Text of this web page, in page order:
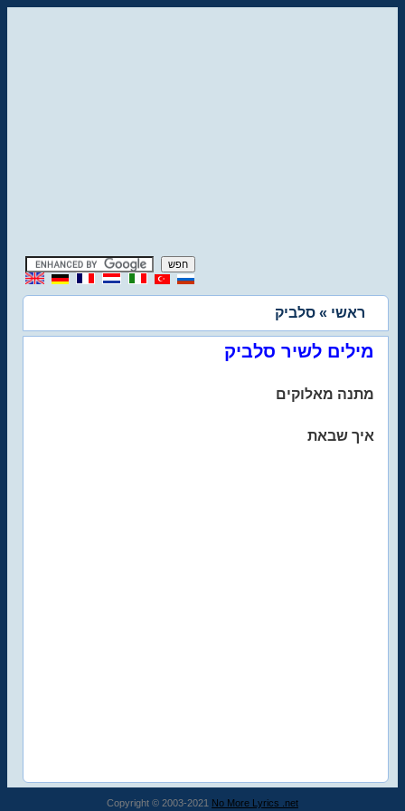
ראשי » סלביק
מילים לשיר סלביק
מתנה מאלוקים
איך שבאת
Copyright © 2003-2021 No More Lyrics .net